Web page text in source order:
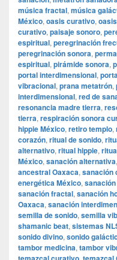
música fractal, música
México, oasis curativo,
curativo, paisaje sonoro,
espiritual, peregrinación
peregrinación sonora,
espiritual, pirámide sonora,
portal interdimensional,
vibracional, prana metatrón,
interdimensional, red de
resonancia madre tierra,
tierra, respiración sonora
hippie México, retiro templo,
corazón, ritual de sonido,
alternativo, ritual hippie,
México, sanación alternativa,
ancestral Oaxaca, sanación
energética México,
sanación fractal, sanación
Oaxaca, sanación
semilla de sonido, semilla
shamanic beat, sistemas
sonido divino, sonido
tambor medicina, tambor